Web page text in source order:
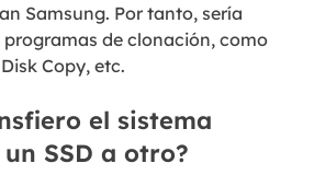
Samsung. Por tanto, sería
de clonación, como
Copy, etc.
el sistema
SSD a otro?